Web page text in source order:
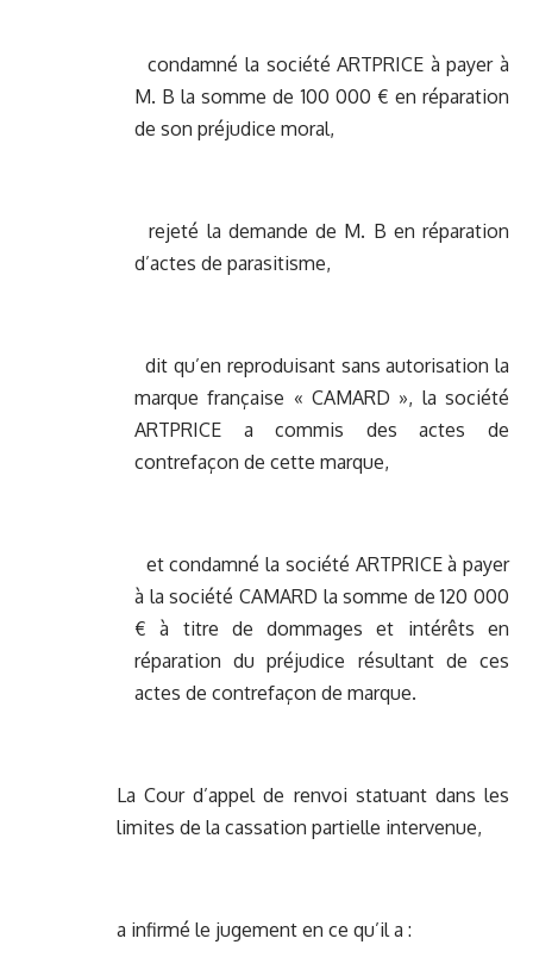
condamné la société ARTPRICE à payer à
M. B la somme de 100 000 € en réparation
de son préjudice moral,
rejeté la demande de M. B en réparation
d’actes de parasitisme,
dit qu’en reproduisant sans autorisation la
marque française « CAMARD », la société
ARTPRICE a commis des actes de
contrefaçon de cette marque,
et condamné la société ARTPRICE à payer
à la société CAMARD la somme de 120 000
€ à titre de dommages et intérêts en
réparation du préjudice résultant de ces
actes de contrefaçon de marque.
La Cour d’appel de renvoi statuant dans les
limites de la cassation partielle intervenue,
a infirmé le jugement en ce qu’il a :